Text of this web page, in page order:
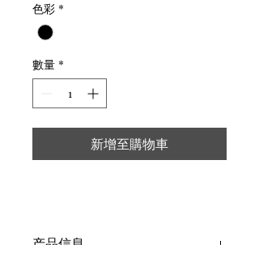
色彩 *
數量 *
新增至購物車
产品信息